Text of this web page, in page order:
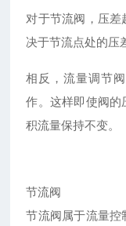
对于节流阀，压差
决于节流点处的压
相反，流量调节
作。这样即使阀的
积流量保持不变。
节流阀
节流阀属于流量控